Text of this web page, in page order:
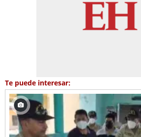
Te puede interesar: